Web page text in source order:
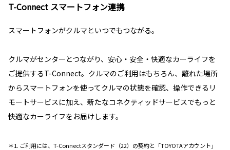
T-Connect スマートフォン連携
スマートフォンがクルマといつでもつながる。
クルマがセンターとつながり、安心・安全・快適なカーライフを
ご提供するT-Connect。クルマのご利用はもちろん、離れた場所
からスマートフォンを使ってクルマの状態を確認、操作できるリ
モートサービスに加え、新たなコネクティッドサービスでもっと
快適なカーライフをお届けします。
＊1. ご利用には、T-Connectスタンダード（22）の契約と「TOYOTAアカウント」